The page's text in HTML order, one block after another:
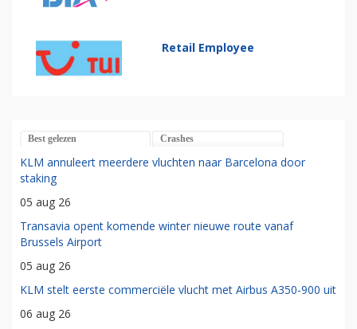
Retail Employee
Best gelezen Crashes
KLM annuleert meerdere vluchten naar Barcelona door
staking
05 aug 26
Transavia opent komende winter nieuwe route vanaf
Brussels Airport
05 aug 26
KLM stelt eerste commerciële vlucht met Airbus A350-900 uit
06 aug 26